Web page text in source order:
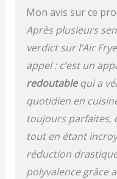
Mon avis sur ce
Après plusieurs
verdict sur l’Air
appel : c’est un
redoutablequi a
quotidien en
toujours parfaites,
tout en étant
réduction
polyvalence grâce